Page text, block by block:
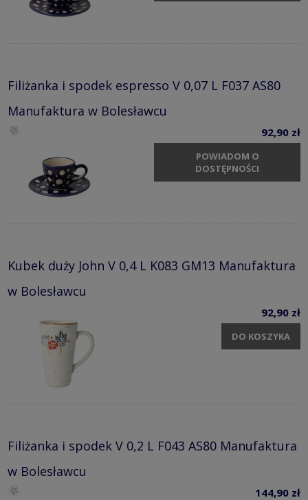
Filiżanka i spodek espresso V 0,07 L F037 AS80
Manufaktura w Bolesławcu
92,90 zł
POWIADOM O
DOSTĘPNOŚCI
Kubek duży John V 0,4 L K083 GM13 Manufaktura
w Bolesławcu
92,90 zł
DO KOSZYKA
Filiżanka i spodek V 0,2 L F043 AS80 Manufaktura
w Bolesławcu
144,90 zł